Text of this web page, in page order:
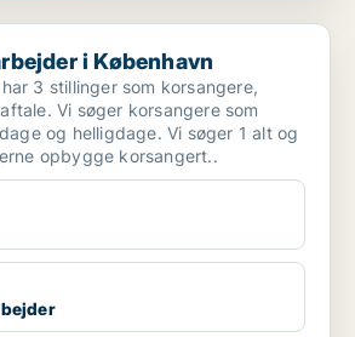
København
i København
3 stillinger som korsangere,
Vi søger korsangere som
og helligdage. Vi søger 1 alt og
opbygge korsangert..